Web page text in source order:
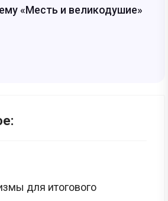
«Месть и великодушие»
для итогового